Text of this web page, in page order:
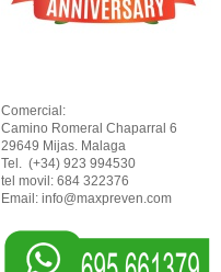
Comercial:
Camino Romeral Chaparral 6
29649 Mijas. Malaga
Tel. (+34) 923 994530
tel movil: 684 322376
Email: info@maxpreven.com